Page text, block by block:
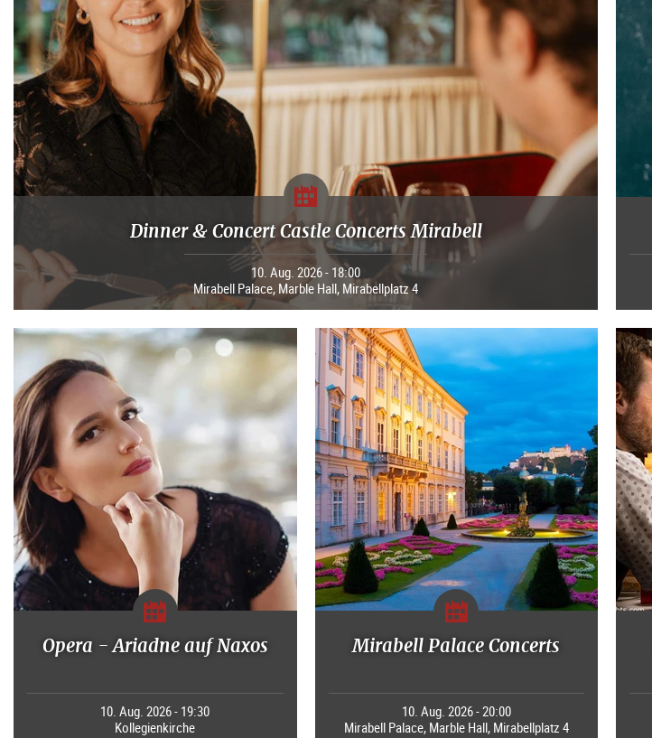
Dinner & Concert Castle Concerts Mirabell
10. Aug. 2026 - 18:00
Mirabell Palace, Marble Hall, Mirabellplatz 4
Opera - Ariadne auf Naxos
10. Aug. 2026 - 19:30
Kollegienkirche
Mirabell Palace Concerts
10. Aug. 2026 - 20:00
Mirabell Palace, Marble Hall, Mirabellplatz 4